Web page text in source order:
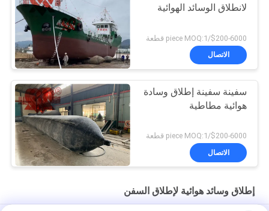
لانطلاق الوسائد الهوائية
$200-6000/piece MOQ:1 قطعة
الاتصال
سفينة سفينة إطلاق وسادة
هوائية مطاطية
$200-6000/piece MOQ:1 قطعة
الاتصال
إطلاق وسائد هوائية لإطلاق السفن